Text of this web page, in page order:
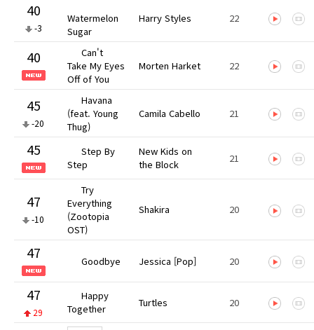
40
-3
Watermelon
Sugar
Harry Styles 22
40
Can't
Take My Eyes
Off of You
Morten Harket 22
45
-20
Havana
(feat. Young
Thug)
Camila Cabello 21
45
Step By
Step
New Kids on
the Block
21
47
-10
Try
Everything
(Zootopia
OST)
Shakira 20
47 Goodbye Jessica [Pop] 20
47
29
Happy
Together
Turtles 20